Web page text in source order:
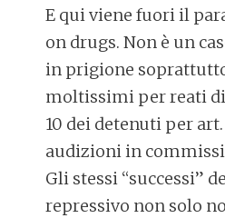
E qui viene fuori il
on drugs. Non è un
in prigione
moltissimi per reati
10 dei detenuti per
audizioni in
Gli stessi “successi”
repressivo non solo